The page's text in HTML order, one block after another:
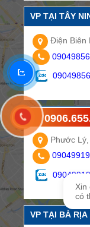
VP TẠI TÂY
Điện Biên
VP TẠI LONG
Phước
VP TẠI BÀ RỊA
Xin
có